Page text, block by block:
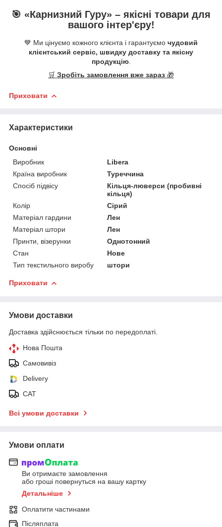
🎯 «Карнизний Гуру» – якісні товари для
вашого інтер'єру!
💙 Ми цінуємо кожного клієнта і гарантуємо чудовий
клієнтський сервіс, швидку доставку та якісну
продукцію.
🛒 Зробіть замовлення вже зараз 🎁
Приховати
Характеристики
Основні
Виробник
Libera
Країна виробник
Туреччина
Спосіб підвісу
Кільця-люверси (пробивні
кільця)
Колір
Сірий
Матеріал гардини
Лен
Матеріал штори
Лен
Принти, візерунки
Однотонний
Стан
Нове
Тип текстильного виробу
штори
Приховати
Умови доставки
Доставка здійснюється тільки по передоплаті.
Нова Пошта
Самовивіз
Delivery
САТ
Всі умови доставки
Умови оплати
Ви отримаєте замовлення
або гроші повернуться на вашу картку
Детальніше
Оплатити частинами
Післяплата